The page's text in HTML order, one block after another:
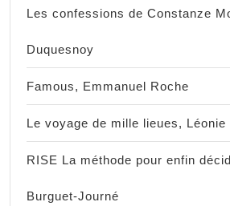
Les confessions de Constanze
Duquesnoy
Famous, Emmanuel Roche
Le voyage de mille lieues, Léonie
RISE La méthode pour enfin
Burguet-Journé